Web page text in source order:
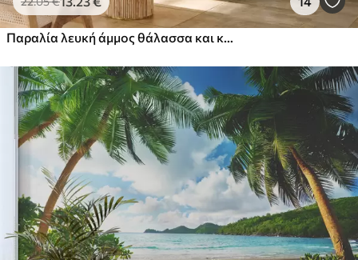
Παραλία λευκή άμμος θάλασσα και κύματα